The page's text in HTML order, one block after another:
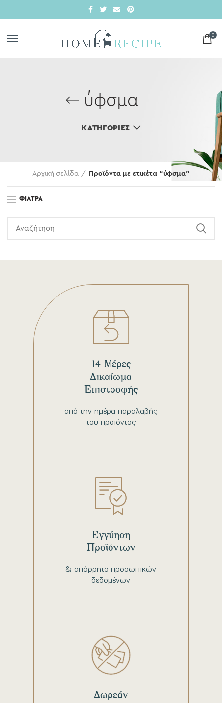
0
ύφσμα
ΚΑΤΗΓΟΡΊΕΣ
Αρχική σελίδα Προϊόντα με ετικέτα “ύφσμα”
ΦΊΛΤΡΑ
από την ημέρα παραλαβής
του προϊόντος
14 Μέρες
Δικαίωμα
Επιστροφής
& απόρρητο προσωπικών
δεδομένων
Εγγύηση
Προϊόντων
Δωρεάν